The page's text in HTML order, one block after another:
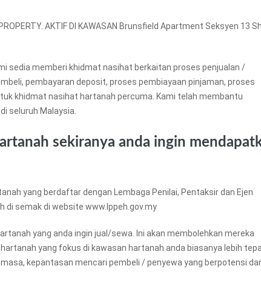
AKTIF DI KAWASAN Brunsfield Apartment Seksyen 13
sedia memberi khidmat nasihat berkaitan proses penjualan /
pembayaran deposit, proses pembiayaan pinjaman, proses
khidmat nasihat hartanah percuma. Kami telah membantu
seluruh Malaysia.
sekiranya anda ingin
yang berdaftar dengan Lembaga Penilai, Pentaksir dan Ejen
di semak di website www.lppeh.gov.my
yang anda ingin jual/sewa. Ini akan membolehkan mereka
yang fokus di kawasan hartanah anda biasanya lebih
kepantasan mencari pembeli / penyewa yang berpotensi